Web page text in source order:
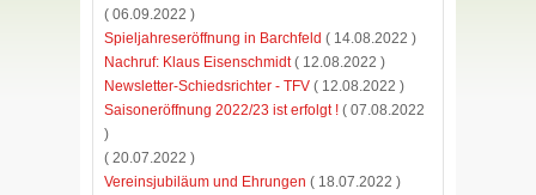
( 06.09.2022 )
Spieljahreseröffnung in Barchfeld ( 14.08.2022 )
Nachruf: Klaus Eisenschmidt( 12.08.2022 )
Newsletter-Schiedsrichter - TFV ( 12.08.2022 )
Saisoneröffnung 2022/23 ist erfolgt ! ( 07.08.2022
)
( 20.07.2022 )
Vereinsjubiläum und Ehrungen ( 18.07.2022 )